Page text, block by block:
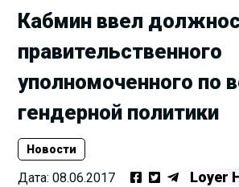
Кабмин ввел
правительственного
уполномоченного по
гендерной политики
Новости
Дата:08.06.2017 Loyer